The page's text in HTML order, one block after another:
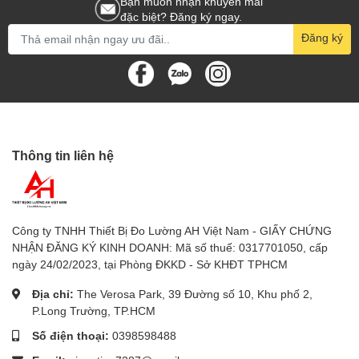
Kiểm tra thông mạch: Còi kêu khi điện trở nhỏ hơn
50±20Ω..
IEUTHIDOLUONG.VN - CHUYÊN CUNG CẤP:
Kyoritsu, Sanwa, Hioki, Lutron, APECH, Wellink,
Deree, Delmhost, Accutest, Victor… giá tốt nhất
thị trường.
TRUY CẬP WEBSITE Sieuthidoluong.vn - Tham
quan mua sắm – GIÁ ƯU ĐÃI
-Chúng tôi chuyên cung cấp Thiết bị đo các loại
như:
1.
Đồng hồ đo điện: Đồng hồ vạn năng, ampe
kìm, đồng hồ đo tụ điện, đồng hồ đo thứ tự pha,
đặc biệt? Đăng ký ngay.
Đăng ký
Thông tin liên hệ
Công ty TNHH Thiết Bị Đo Lường AH Việt Nam - GIẤY CHỨNG
NHẬN ĐĂNG KÝ KINH DOANH: Mã số thuế: 0317701050, cấp
ngày 24/02/2023, tại Phòng ĐKKD - Sở KHĐT TPHCM
Địa chỉ: The Verosa Park, 39 Đường số 10, Khu phố 2,
P.Long Trường, TP.HCM
Số điện thoại: 0398598488